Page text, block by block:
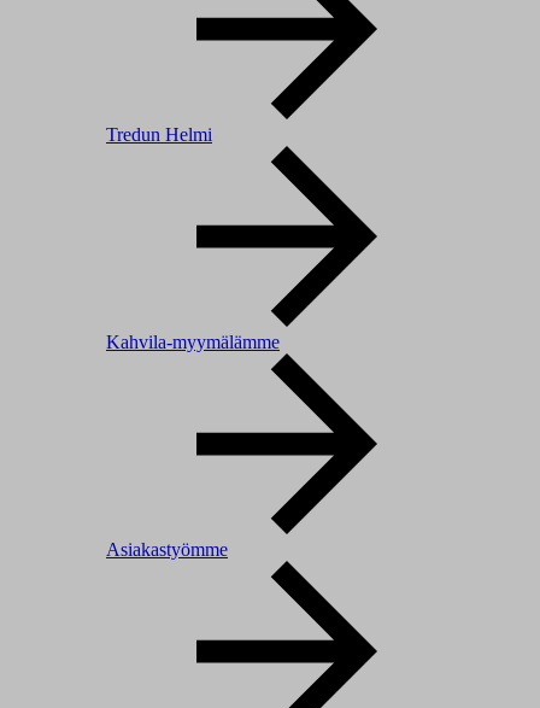
Tredun Helmi
Kahvila-myymälämme
Asiakastyömme